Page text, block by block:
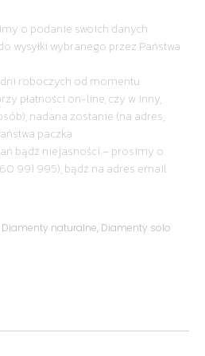
o podanie swoich danych
wysyłki wybranego przez Państwa
roboczych od momentu
płatności on-line, czy w inny,
nadana zostanie (na adres,
paczka.
bądź niejasności – prosimy o
991 995), bądź na adres email:
Diamenty naturalne, Diamenty solo